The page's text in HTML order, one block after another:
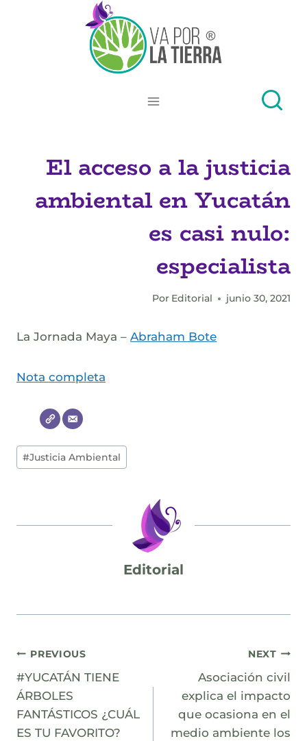
El acceso a la justicia
ambiental en Yucatán
es casi nulo:
especialista
Por Editorial junio 30, 2021
La Jornada Maya – Abraham Bote
Nota completa
Post
Tags:
#Justicia Ambiental
Editorial
Navegación
de
entradas
PREVIOUS
#YUCATÁN TIENE
ÁRBOLES
FANTÁSTICOS ¿CUÁL
ES TU FAVORITO?
NEXT
Asociación civil
explica el impacto
que ocasiona en el
medio ambiente los